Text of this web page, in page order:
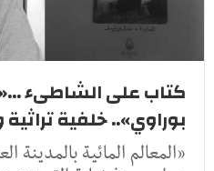
كتاب على الشاطىء
بوراوي».. خلفية
«المعالم المائية